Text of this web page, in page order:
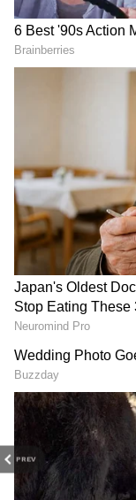
PREV
Rohit Sharma
అప్పుడు ఫీల్డ్
వెళ్లి బొటనవేలికి
బ్యాటింగ్ చేశాడు.
బంతుల్లో 3 ఫోర్లు,
బంతి వరకూ
మ్యాన్...